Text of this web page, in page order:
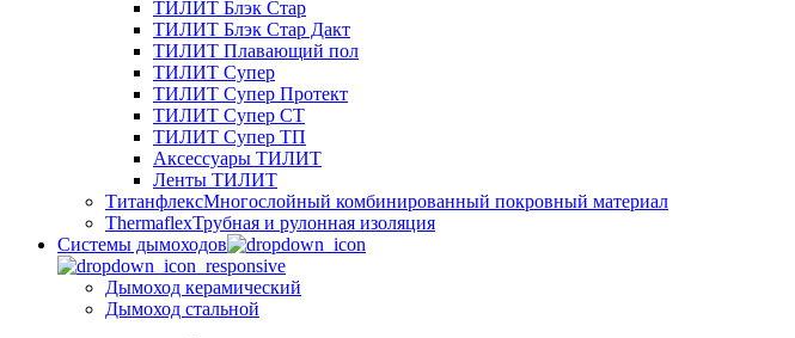
ТИЛИТ Блэк Стар
ТИЛИТ Блэк Стар Дакт
ТИЛИТ Плавающий пол
ТИЛИТ Супер
ТИЛИТ Супер Протект
ТИЛИТ Супер СТ
ТИЛИТ Супер ТП
Аксессуары ТИЛИТ
Ленты ТИЛИТ
ТитанфлексМногослойный комбинированный покровный материал
ThermaflexТрубная и рулонная изоляция
Cистемы дымоходов
Дымоход керамический
Дымоход стальной